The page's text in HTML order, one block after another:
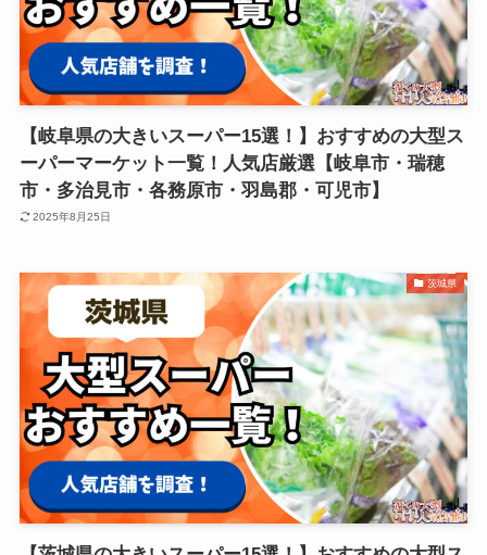
【岐阜県の大きいスーパー15選！】おすすめの大型ス
ーパーマーケット一覧！人気店厳選【岐阜市・瑞穂
市・多治見市・各務原市・羽島郡・可児市】
2025年8月25日
茨城県